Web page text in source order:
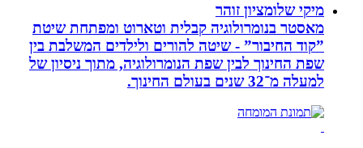
מיקי שלומציון זוהר
מאסטר בנומרולוגיה קבלית וטארוט ומפתחת שיטת
”קוד החיבור” - שיטה להורים ולילדים המשלבת בין
שפת החינוך לבין שפת הנומרולוגיה, מתוך ניסיון של
למעלה מ־32 שנים בעולם החינוך.